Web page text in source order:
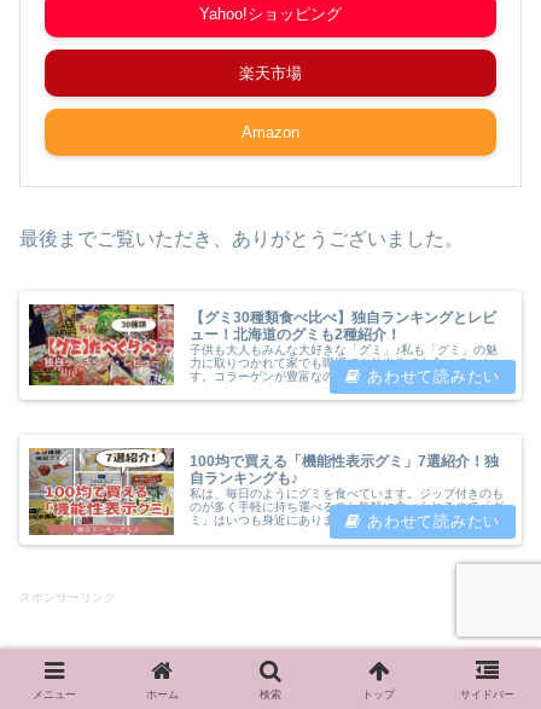
Yahoo!ショッピング
楽天市場
Amazon
最後までご覧いただき、ありがとうございました。
【グミ30種類食べ比べ】独自ランキングとレビ
ュー！北海道のグミも2種紹介！
子供も大人もみんな大好きな「グミ」♪私も「グミ」の魅
力に取りつかれて家でも職場でも外出先でも食べていま
す。コラーゲンが豊富なのも嬉しいですよね♪でも、私が
子供のころには「グミ」は、なかったような気がします。
調べてみると日本で最初のグミは、１...
100均で買える「機能性表示グミ」7選紹介！独
自ランキングも♪
私は、毎日のようにグミを食べています。ジップ付きのも
のが多く手軽に持ち運べるのと気軽に食べられるので「グ
ミ」はいつも身近にあります。おすすめの記事↓↓↓コラー
ゲンが入っているグミも多いですね！どうせ毎日食べるな
ら体にいいものが入っているほう...
スポンサーリンク
メニュー ホーム 検索 トップ サイドバー